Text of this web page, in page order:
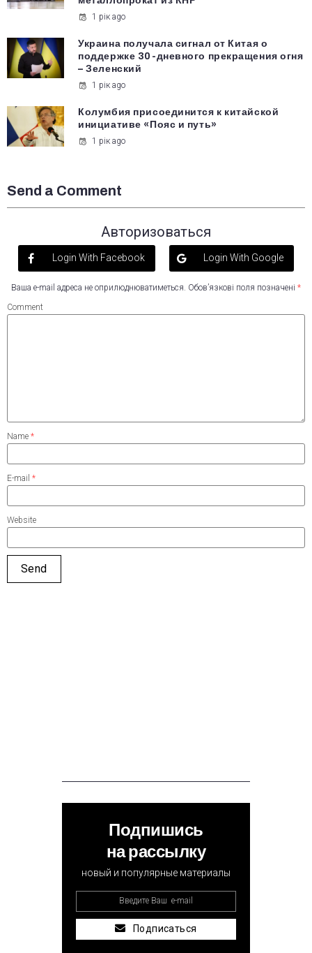
1 рік ago
Украина получала сигнал от Китая о
поддержке 30-дневного прекращения огня
– Зеленский
1 рік ago
Колумбия присоединится к китайской
инициативе «Пояс и путь»
1 рік ago
Send a Comment
Авторизоваться
Login With Facebook Login With Google
Ваша e-mail адреса не оприлюднюватиметься. Обов’язкові поля позначені *
Comment
Name *
E-mail *
Website
Подпишись
на рассылку
новый и популярные материалы
Подписаться